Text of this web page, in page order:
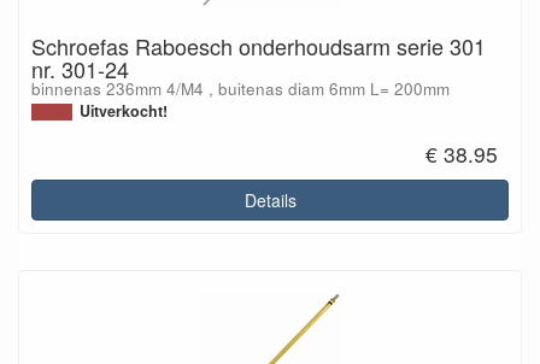
Schroefas Raboesch onderhoudsarm serie 301
nr. 301-24
binnenas 236mm 4/M4 , buitenas diam 6mm L= 200mm
Uitverkocht!
€ 38.95
Details